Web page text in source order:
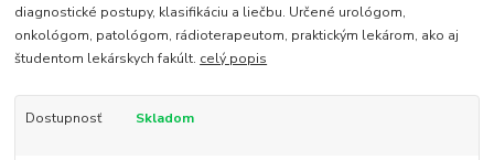
diagnostické postupy, klasifikáciu a liečbu. Určené urológom,
onkológom, patológom, rádioterapeutom, praktickým lekárom, ako aj
študentom lekárskych fakúlt. celý popis
Dostupnosť Skladom